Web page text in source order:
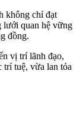
không chỉ đạt
lưới quan hệ vững
đồng.
vị trí lãnh đạo,
trí tuệ, vừa lan tỏa